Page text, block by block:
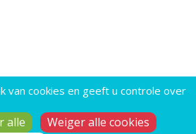
van cookies en geeft u controle over
alle Weiger alle cookies